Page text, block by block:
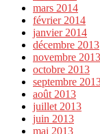
mars 2014
février 2014
janvier 2014
décembre 2013
novembre 2013
octobre 2013
septembre
août 2013
juillet 2013
juin 2013
mai 2013